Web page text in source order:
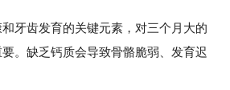
牙齿发育的关键元素，对三个月大的
。缺乏钙质会导致骨骼脆弱、发育迟